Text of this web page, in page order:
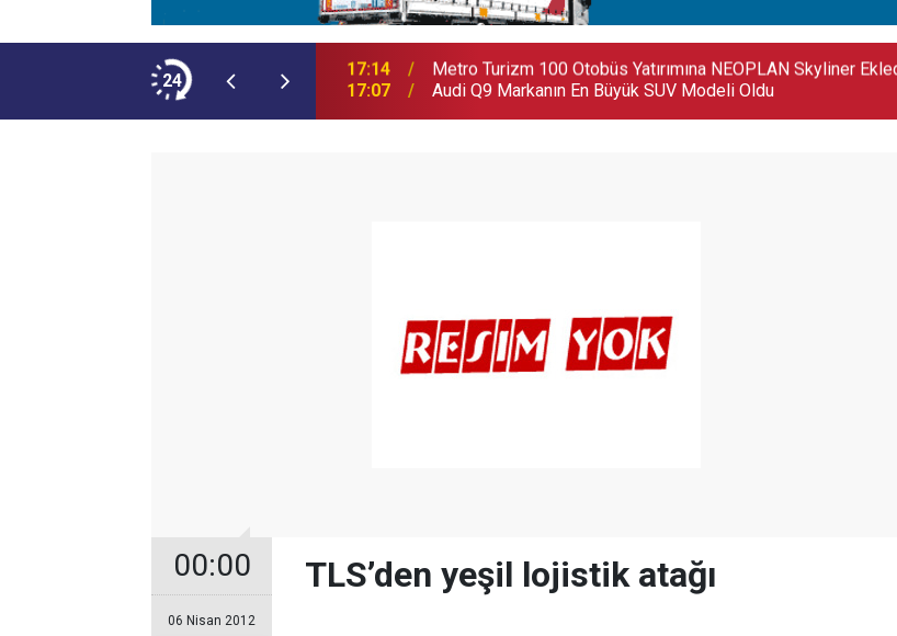
24
NEOPLAN Skyliner Ekledi 17:07 Audi Q9 Markanın En Büyük SUV Modeli Oldu
00:00
06 Nisan 2012
TLS’den yeşil lojistik atağı